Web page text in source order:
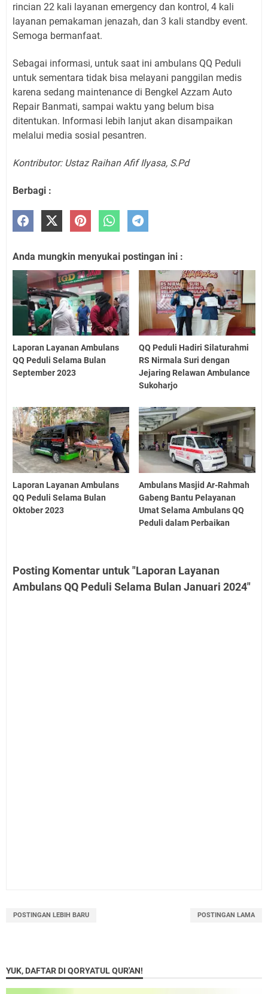
rincian 22 kali layanan emergency dan kontrol, 4 kali
layanan pemakaman jenazah, dan 3 kali standby event.
Semoga bermanfaat.
Sebagai informasi, untuk saat ini ambulans QQ Peduli
untuk sementara tidak bisa melayani panggilan medis
karena sedang maintenance di Bengkel Azzam Auto
Repair Banmati, sampai waktu yang belum bisa
ditentukan. Informasi lebih lanjut akan disampaikan
melalui media sosial pesantren.
Kontributor: Ustaz Raihan Afif Ilyasa, S.Pd
Berbagi :
Anda mungkin menyukai postingan ini :
Laporan Layanan Ambulans
QQ Peduli Selama Bulan
September 2023
QQ Peduli Hadiri Silaturahmi
RS Nirmala Suri dengan
Jejaring Relawan Ambulance
Sukoharjo
Laporan Layanan Ambulans
QQ Peduli Selama Bulan
Oktober 2023
Ambulans Masjid Ar-Rahmah
Gabeng Bantu Pelayanan
Umat Selama Ambulans QQ
Peduli dalam Perbaikan
Posting Komentar untuk "Laporan Layanan
Ambulans QQ Peduli Selama Bulan Januari 2024"
POSTINGAN LEBIH BARU POSTINGAN LAMA
YUK, DAFTAR DI QORYATUL QUR'AN!